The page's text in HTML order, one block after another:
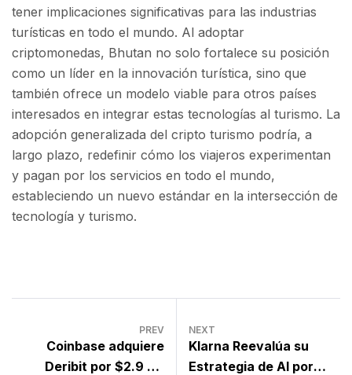
tener implicaciones significativas para las industrias
turísticas en todo el mundo. Al adoptar
criptomonedas, Bhutan no solo fortalece su posición
como un líder en la innovación turística, sino que
también ofrece un modelo viable para otros países
interesados en integrar estas tecnologías al turismo. La
adopción generalizada del cripto turismo podría, a
largo plazo, redefinir cómo los viajeros experimentan
y pagan por los servicios en todo el mundo,
estableciendo un nuevo estándar en la intersección de
tecnología y turismo.
PREV
Coinbase adquiere
Deribit por $2.9 mil
NEXT
Klarna Reevalúa su
Estrategia de AI por